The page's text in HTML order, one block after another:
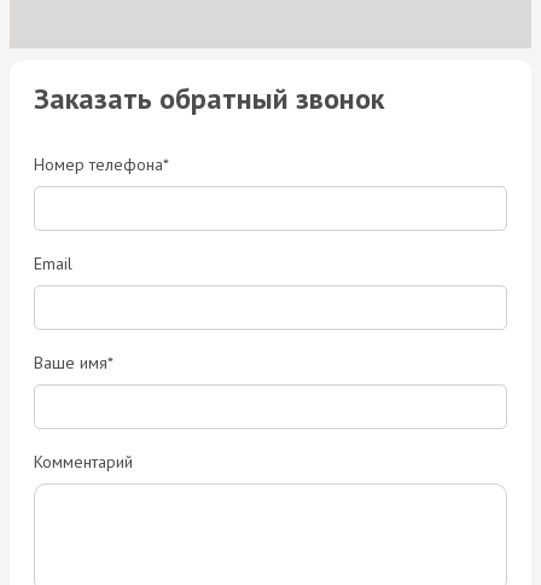
Заказать обратный звонок
Номер телефона*
Email
Ваше имя*
Комментарий